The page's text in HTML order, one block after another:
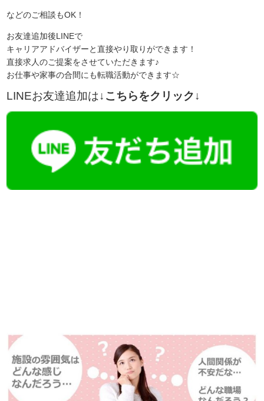
などのご相談もOK！
お友達追加後LINEで
キャリアアドバイザーと直接やり取りができます！
直接求人のご提案をさせていただきます♪
お仕事や家事の合間にも転職活動ができます☆
LINEお友達追加は↓こちらをクリック↓